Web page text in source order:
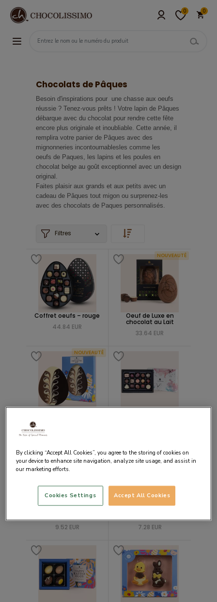
0 0
Chocolats de Pâques
Besoin d'inspirations pour une chasse aux oeufs
réussie ? Tenez-vous prêts ! Votre lapin de Pâques
débarque avec du chocolat pour rendre cette fête
encore plus originale et inoubliable. Cette année, il
remplira votre panier de Pâques avec des
mignonneries incontournablesles comme les
oeufs de Paques, les lapins et les poules en
chocolat belge au goût exceptionnel avec un design
original.
Faites plaisir aux grands et aux petits avec un
cadeau de Pâques tout migon ou surprenez-les
avec des chocolats de Paques personnalisés.
Filtres
Coffret oeufs – rouge
44.84 EUR
NOUVEAUTÉ
Oeuf de Luxe en
chocolat au Lait
33.64 EUR
NOUVEAUTÉ
NOUVEAUTÉ
9.52 EUR
7.28 EUR
By clicking “Accept All Cookies”, you agree to the storing of cookies on
your device to enhance site navigation, analyze site usage, and assist in
our marketing efforts.
Accept All Cookies
Cookies Settings